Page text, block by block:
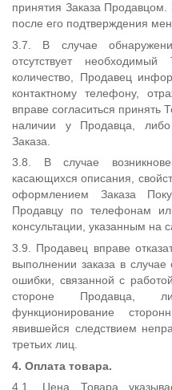
принятия Заказа Продавцом.
после его подтверждения
3.7. В случае
отсутствует
количество, Продавец
контактному телефону,
вправе согласиться
наличии у Продавца, либо
Заказа.
3.8. В случае
касающихся описания,
оформлением Заказа
Продавцу по телефонам
консультации, указанным на
3.9. Продавец вправе
выполнении заказа в
ошибки, связанной с
стороне Продавца,
функционирование
явившейся следствием
третьих лиц.
4. Оплата товара.
4.1. Цена Товара